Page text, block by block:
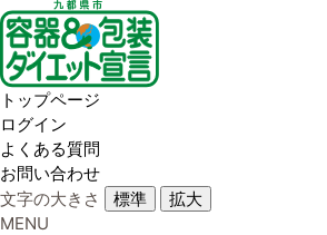
トップページ
ログイン
よくある質問
お問い合わせ
文字の大きさ
標準 拡大
MENU